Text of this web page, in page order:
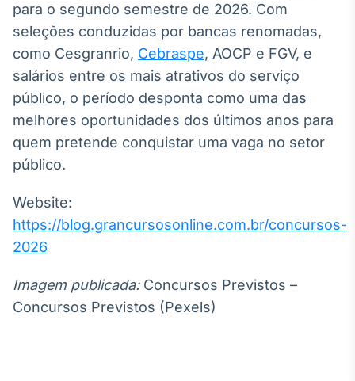
para o segundo semestre de 2026. Com
seleções conduzidas por bancas renomadas,
como Cesgranrio, Cebraspe, AOCP e FGV, e
salários entre os mais atrativos do serviço
público, o período desponta como uma das
melhores oportunidades dos últimos anos para
quem pretende conquistar uma vaga no setor
público.
Website:
https://blog.grancursosonline.com.br/concursos-
2026
Imagem publicada:Concursos Previstos –
Concursos Previstos (Pexels)